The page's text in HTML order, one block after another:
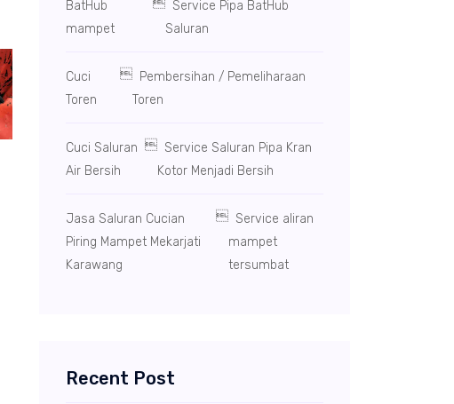
BatHub
mampet
 Service Pipa BatHub
Saluran
Cuci
Toren
 Pembersihan / Pemeliharaan
Toren
Cuci Saluran
Air Bersih
Service Saluran Pipa Kran
Kotor Menjadi Bersih
Jasa Saluran Cucian
Piring Mampet Mekarjati
Karawang
Service aliran
mampet
tersumbat
Recent Post